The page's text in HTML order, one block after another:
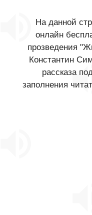
На данной
онлайн
прозведения
Константин
рассказа
заполнения